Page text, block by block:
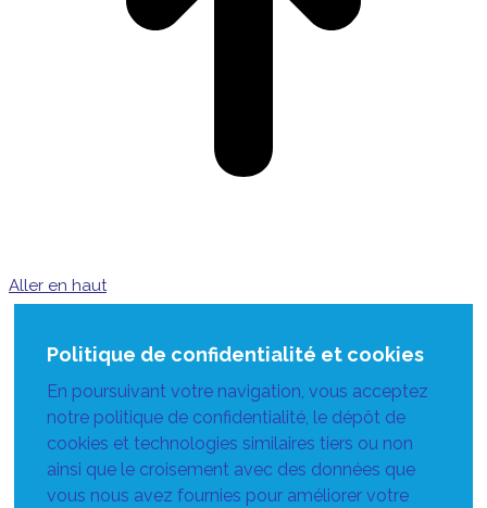
Aller en haut
Politique de confidentialité et cookies
En poursuivant votre navigation, vous acceptez
notre politique de confidentialité, le dépôt de
cookies et technologies similaires tiers ou non
ainsi que le croisement avec des données que
vous nous avez fournies pour améliorer votre